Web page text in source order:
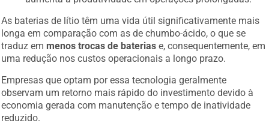
As baterias de lítio têm uma vida útil significativamente mais
longa em comparação com as de chumbo-ácido, o que se
traduz em menos trocas de baterias e, consequentemente, em
uma redução nos custos operacionais a longo prazo.
Empresas que optam por essa tecnologia geralmente
observam um retorno mais rápido do investimento devido à
economia gerada com manutenção e tempo de inatividade
reduzido.